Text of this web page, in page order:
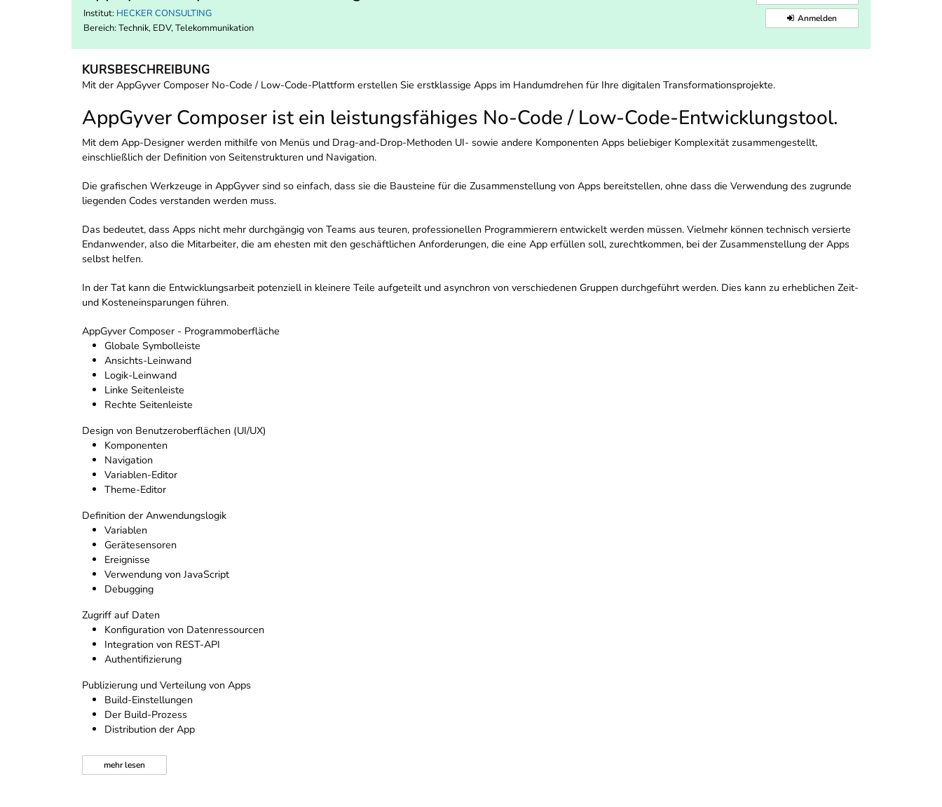
Institut: HECKER CONSULTING
Bereich: Technik, EDV, Telekommunikation
Anmelden
KURSBESCHREIBUNG
Mit der AppGyver Composer No-Code / Low-Code-Plattform erstellen Sie erstklassige Apps im Handumdrehen für Ihre digitalen Transformationsprojekte.
AppGyver Composer ist ein leistungsfähiges No-Code / Low-Code-Entwicklungstool.
Mit dem App-Designer werden mithilfe von Menüs und Drag-and-Drop-Methoden UI- sowie andere Komponenten Apps beliebiger Komplexität zusammengestellt,
einschließlich der Definition von Seitenstrukturen und Navigation.
Die grafischen Werkzeuge in AppGyver sind so einfach, dass sie die Bausteine für die Zusammenstellung von Apps bereitstellen, ohne dass die Verwendung des zugrunde
liegenden Codes verstanden werden muss.
Das bedeutet, dass Apps nicht mehr durchgängig von Teams aus teuren, professionellen Programmierern entwickelt werden müssen. Vielmehr können technisch versierte
Endanwender, also die Mitarbeiter, die am ehesten mit den geschäftlichen Anforderungen, die eine App erfüllen soll, zurechtkommen, bei der Zusammenstellung der Apps
selbst helfen.
In der Tat kann die Entwicklungsarbeit potenziell in kleinere Teile aufgeteilt und asynchron von verschiedenen Gruppen durchgeführt werden. Dies kann zu erheblichen Zeit-
und Kosteneinsparungen führen.
AppGyver Composer - Programmoberfläche
Globale Symbolleiste
Ansichts-Leinwand
Logik-Leinwand
Linke Seitenleiste
Rechte Seitenleiste
Design von Benutzeroberflächen (UI/UX)
Komponenten
Navigation
Variablen-Editor
Theme-Editor
Definition der Anwendungslogik
Variablen
Gerätesensoren
Ereignisse
Verwendung von JavaScript
Debugging
Zugriff auf Daten
Konfiguration von Datenressourcen
Integration von REST-API
Authentifizierung
Publizierung und Verteilung von Apps
Build-Einstellungen
Der Build-Prozess
Distribution der App
mehrlesen